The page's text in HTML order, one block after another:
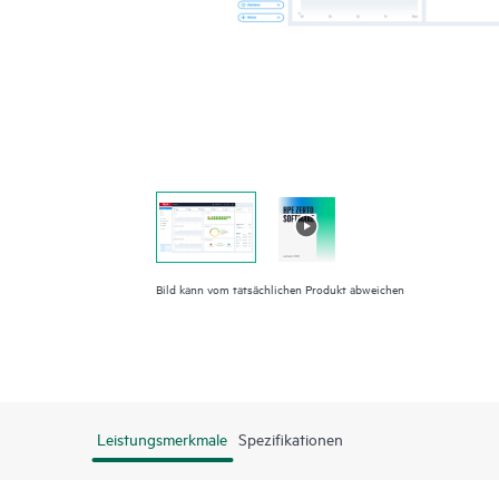
Bild kann vom tatsächlichen Produkt abweichen
Leistungsmerkmale Spezifikationen